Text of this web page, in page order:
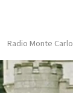
Radio Monte Carlo